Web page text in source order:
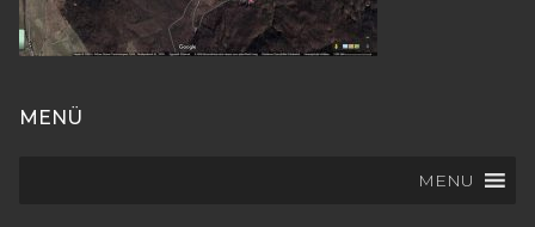
MENÜ
MENU